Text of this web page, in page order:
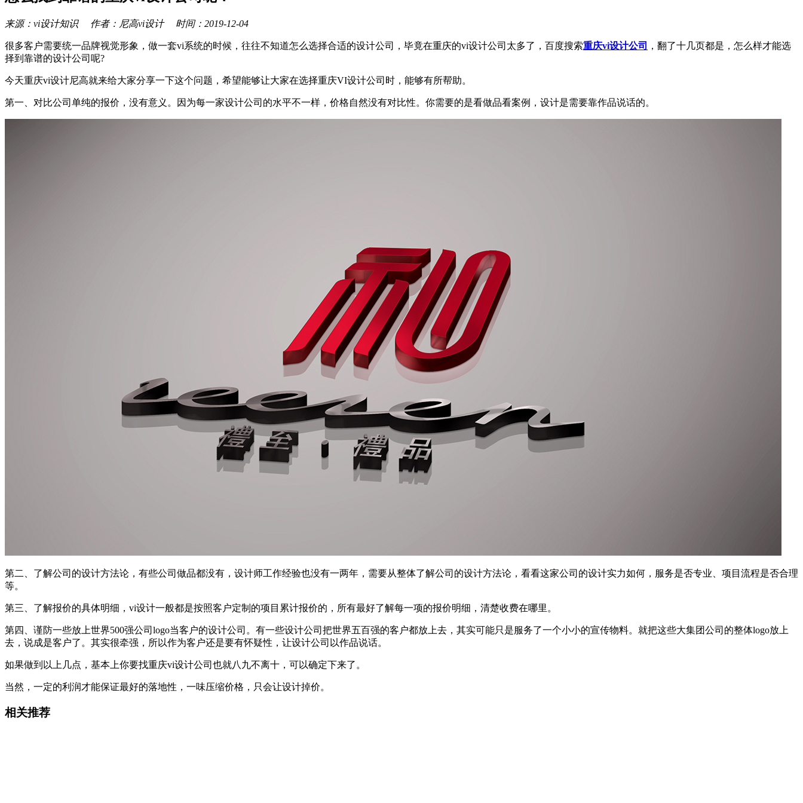
来源：vi设计知识 作者：尼高vi设计 时间：2019-12-04
很多客户需要统一品牌视觉形象，做一套vi系统的时候，往往不知道怎么选择合适的设计公司，毕竟在重庆的vi设计公司太多了，百度搜索重庆vi设计公司
，翻了十几页都是，怎么样才能选
择到靠谱的设计公司呢?
今天重庆vi设计尼高就来给大家分享一下这个问题，希望能够让大家在选择重庆VI设计公司时，能够有所帮助。
第一、对比公司单纯的报价，没有意义。因为每一家设计公司的水平不一样，价格自然没有对比性。你需要的是看做品看案例，设计是需要靠作品说话的。
第二、了解公司的设计方法论，有些公司做品都没有，设计师工作经验也没有一两年，需要从整体了解公司的设计方法论，看看这家公司的设计实力如何，服务是否专业、项目流程是否合理
等。
第三、了解报价的具体明细，vi设计一般都是按照客户定制的项目累计报价的，所有最好了解每一项的报价明细，清楚收费在哪里。
第四、谨防一些放上世界500强公司logo当客户的设计公司。有一些设计公司把世界五百强的客户都放上去，其实可能只是服务了一个小小的宣传物料。就把这些大集团公司的整体logo放上
去，说成是客户了。其实很牵强，所以作为客户还是要有怀疑性，让设计公司以作品说话。
如果做到以上几点，基本上你要找重庆vi设计公司也就八九不离十，可以确定下来了。
当然，一定的利润才能保证最好的落地性，一味压缩价格，只会让设计掉价。
相关推荐